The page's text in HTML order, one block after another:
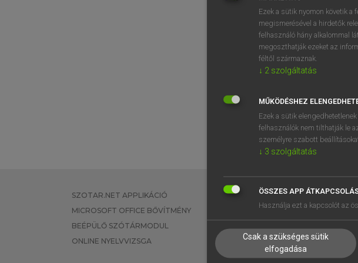
BELÉPÉS
SZOTAR.NET APPLIKÁCIÓ
MICROSOFT OFFICE BŐVÍTMÉNY
BEÉPÜLŐ SZÓTÁRMODUL
ONLINE NYELVVIZSGA
EGYÉNI FELHASZNÁLÓKNAK
TANULÓKNAK
VÁLLALATI MEGOLDÁSOK
Ezek a sütik nyomon követik a
megismerésével a hirdetők
felhasználó hány alkalommal
megoszthatják ezeket az
féltől származnak.
↓ 2 szolgáltatás
MŰKÖDÉSHEZ
Ezek a sütik
felhasználók nem tilthatják le
személyre szabott
↓ 3 szolgáltatás
ÖSSZES APP
Használja ezt a kapcsolót az
Csak a szükséges sütik
elfogadása